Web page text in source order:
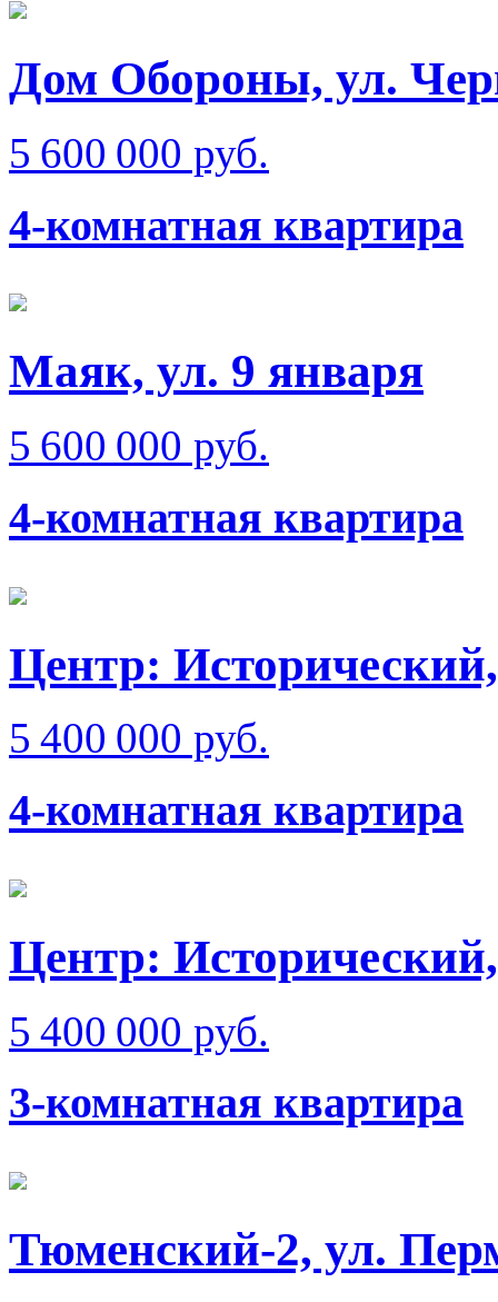
Дом Обороны, ул.
5 600 000 руб.
4-комнатная квартира
Маяк, ул. 9 января
5 600 000 руб.
4-комнатная квартира
Центр:
5 400 000 руб.
4-комнатная квартира
Центр:
5 400 000 руб.
3-комнатная квартира
Тюменский-2, ул.